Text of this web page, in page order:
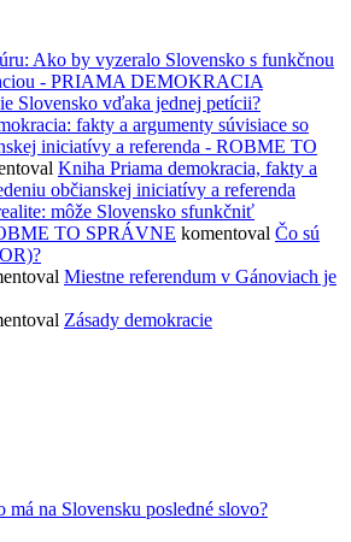
Ako by vyzeralo Slovensko s funkčnou
- PRIAMA DEMOKRACIA
Slovensko vďaka jednej petícii?
fakty a argumenty súvisiace so
iniciatívy a referenda - ROBME TO
Kniha Priama demokracia, fakty a
občianskej iniciatívy a referenda
môže Slovensko sfunkčniť
TO SPRÁVNE komentoval Čo sú
Miestne referendum v Gánoviach je
Zásady demokracie
má na Slovensku posledné slovo?